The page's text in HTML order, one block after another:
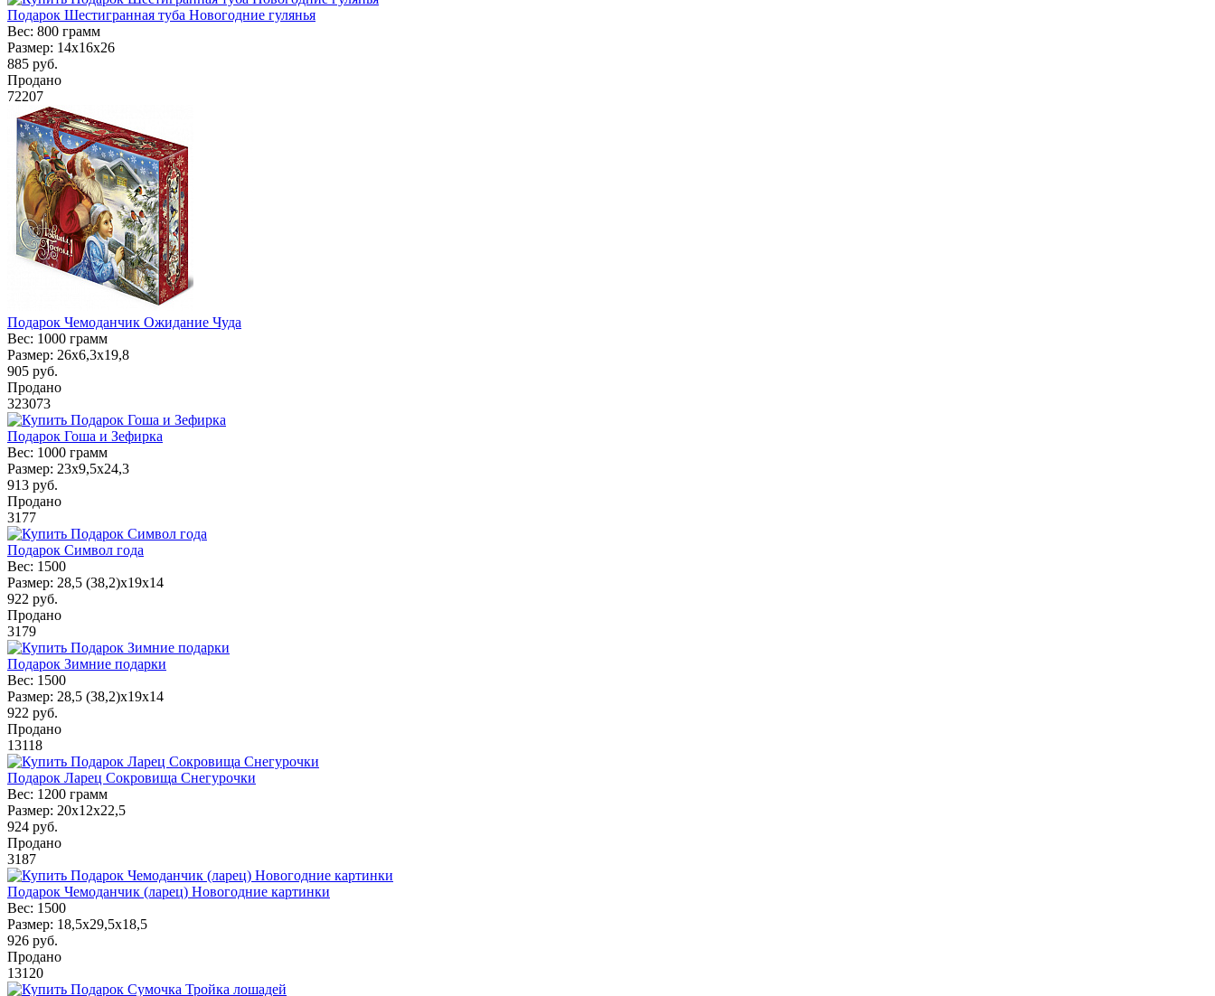
Подарок Шестигранная туба Новогодние гулянья
Вес: 800 грамм
Размер: 14х16х26
885 руб.
Продано
72207
Подарок Чемоданчик Ожидание Чуда
Вес: 1000 грамм
Размер: 26х6,3х19,8
905 руб.
Продано
323073
Подарок Гоша и Зефирка
Вес: 1000 грамм
Размер: 23х9,5х24,3
913 руб.
Продано
3177
Подарок Символ года
Вес: 1500
Размер: 28,5 (38,2)x19x14
922 руб.
Продано
3179
Подарок Зимние подарки
Вес: 1500
Размер: 28,5 (38,2)x19x14
922 руб.
Продано
13118
Подарок Ларец Сокровища Снегурочки
Вес: 1200 грамм
Размер: 20х12х22,5
924 руб.
Продано
3187
Подарок Чемоданчик (ларец) Новогодние картинки
Вес: 1500
Размер: 18,5x29,5x18,5
926 руб.
Продано
13120